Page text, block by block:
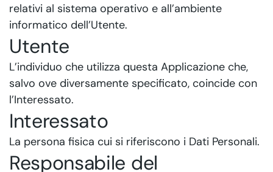
relativi al sistema operativo e all’ambiente
informatico dell’Utente.
Utente
L’individuo che utilizza questa Applicazione che,
salvo ove diversamente specificato, coincide con
l’Interessato.
Interessato
La persona fisica cui si riferiscono i Dati Personali.
Responsabile del